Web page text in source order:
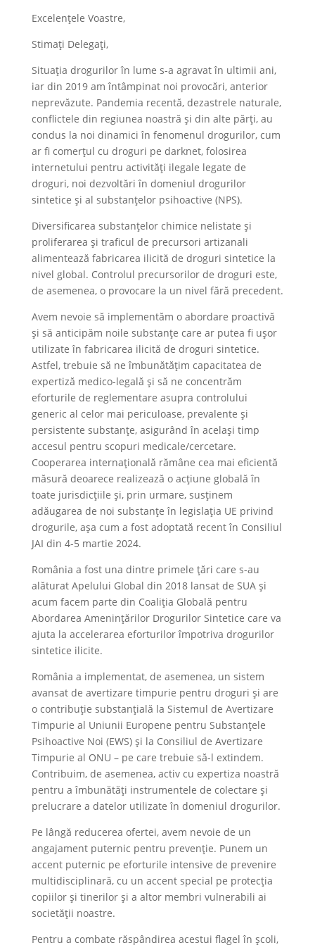
Excelențele Voastre,
Stimați Delegați,
Situația drogurilor în lume s-a agravat în ultimii ani,
iar din 2019 am întâmpinat noi provocări, anterior
neprevăzute. Pandemia recentă, dezastrele naturale,
conflictele din regiunea noastră și din alte părți, au
condus la noi dinamici în fenomenul drogurilor, cum
ar fi comerțul cu droguri pe darknet, folosirea
internetului pentru activități ilegale legate de
droguri, noi dezvoltări în domeniul drogurilor
sintetice și al substanțelor psihoactive (NPS).
Diversificarea substanțelor chimice nelistate și
proliferarea și traficul de precursori artizanali
alimentează fabricarea ilicită de droguri sintetice la
nivel global. Controlul precursorilor de droguri este,
de asemenea, o provocare la un nivel fără precedent.
Avem nevoie să implementăm o abordare proactivă
și să anticipăm noile substanțe care ar putea fi ușor
utilizate în fabricarea ilicită de droguri sintetice.
Astfel, trebuie să ne îmbunătățim capacitatea de
expertiză medico-legală și să ne concentrăm
eforturile de reglementare asupra controlului
generic al celor mai periculoase, prevalente și
persistente substanțe, asigurând în același timp
accesul pentru scopuri medicale/cercetare.
Cooperarea internațională rămâne cea mai eficientă
măsură deoarece realizează o acțiune globală în
toate jurisdicțiile și, prin urmare, susținem
adăugarea de noi substanțe în legislația UE privind
drogurile, așa cum a fost adoptată recent în Consiliul
JAI din 4-5 martie 2024.
România a fost una dintre primele țări care s-au
alăturat Apelului Global din 2018 lansat de SUA și
acum facem parte din Coaliția Globală pentru
Abordarea Amenințărilor Drogurilor Sintetice care va
ajuta la accelerarea eforturilor împotriva drogurilor
sintetice ilicite.
România a implementat, de asemenea, un sistem
avansat de avertizare timpurie pentru droguri și are
o contribuție substanțială la Sistemul de Avertizare
Timpurie al Uniunii Europene pentru Substanțele
Psihoactive Noi (EWS) și la Consiliul de Avertizare
Timpurie al ONU – pe care trebuie să-l extindem.
Contribuim, de asemenea, activ cu expertiza noastră
pentru a îmbunătăți instrumentele de colectare și
prelucrare a datelor utilizate în domeniul drogurilor.
Pe lângă reducerea ofertei, avem nevoie de un
angajament puternic pentru prevenție. Punem un
accent puternic pe eforturile intensive de prevenire
multidisciplinară, cu un accent special pe protecția
copiilor și tinerilor și a altor membri vulnerabili ai
societății noastre.
Pentru a combate răspândirea acestui flagel în școli,